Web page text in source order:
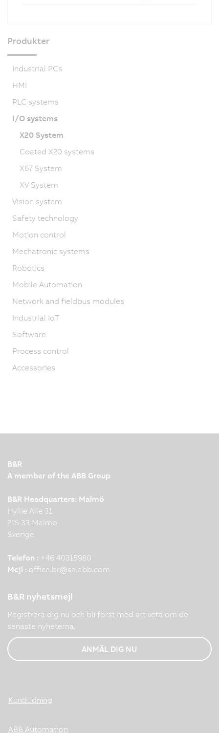
Produkter
Industrial PCs
HMI
PLC systems
I/O systems
X20 System
Coated X20 systems
X67 System
XV System
Vision system
Safety technology
Motion control
Mechatronic systems
Robotics
Mobile Automation
Network and fieldbus modules
Industrial IoT
Software
Process control
Accessories
B&R
A member of the ABB Group
B&R Headquarters: Malmö
Hyllie Alle 31
215 33 Malmo
Sverige
Telefon : +46 40315980
Mejl : office.br@se.abb.com
B&R nyhetsmejl
Registrera dig nu och bli först med att veta om de
senaste nyheterna.
ANMÄL DIG NU
Kundtidning
ABB Automation